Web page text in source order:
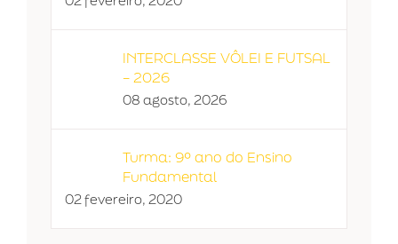
INTERCLASSE VÔLEI E FUTSAL
– 2026
08 agosto, 2026
Turma: 9º ano do Ensino
Fundamental
02 fevereiro, 2020